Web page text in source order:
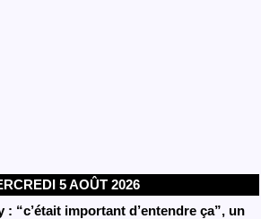
5 AOÛT 2026
: “c’était important d’entendre ça”, un